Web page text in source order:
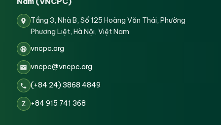
Tầng 3, Nhà B, Số 125 Hoàng Văn Thái, Phường
Phương Liệt, Hà Nội, Việt Nam
vncpc.org
vncpc@vncpc.org
(+84 24) 3868 4849
Z +84 915 741 368